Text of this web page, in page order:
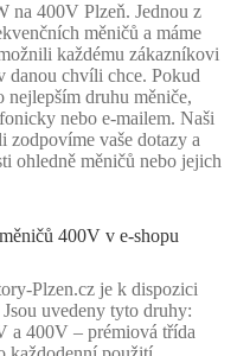
na 400V Plzeň. Jednou z
měničů a máme
každému zákazníkovi
danou chvíli chce. Pokud
nejlepším druhu měniče,
nebo e-mailem. Naši
zodpovíme vaše dotazy a
ohledně měničů nebo jejich
400V v e-shopu
Plzen.cz je k dispozici
uvedeny tyto druhy:
a 400V – prémiová třída